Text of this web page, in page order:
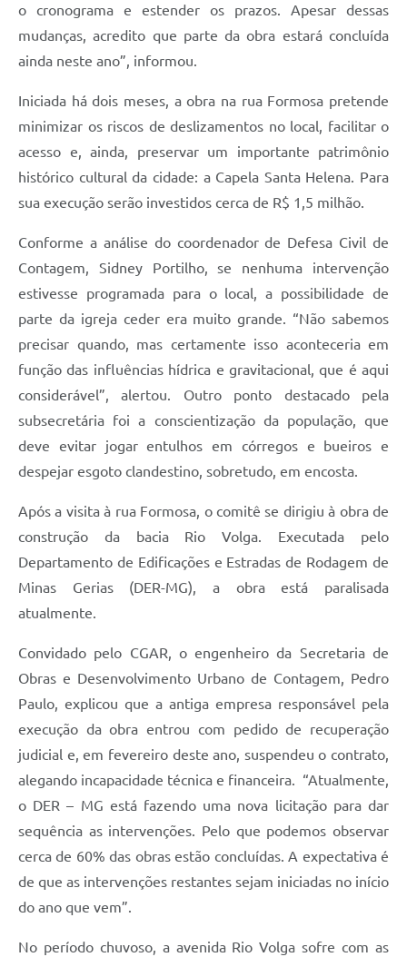
o cronograma e estender os prazos. Apesar dessas
mudanças, acredito que parte da obra estará concluída
ainda neste ano”, informou.
Iniciada há dois meses, a obra na rua Formosa pretende
minimizar os riscos de deslizamentos no local, facilitar o
acesso e, ainda, preservar um importante patrimônio
histórico cultural da cidade: a Capela Santa Helena. Para
sua execução serão investidos cerca de R$ 1,5 milhão.
Conforme a análise do coordenador de Defesa Civil de
Contagem, Sidney Portilho, se nenhuma intervenção
estivesse programada para o local, a possibilidade de
parte da igreja ceder era muito grande. “Não sabemos
precisar quando, mas certamente isso aconteceria em
função das influências hídrica e gravitacional, que é aqui
considerável”, alertou. Outro ponto destacado pela
subsecretária foi a conscientização da população, que
deve evitar jogar entulhos em córregos e bueiros e
despejar esgoto clandestino, sobretudo, em encosta.
Após a visita à rua Formosa, o comitê se dirigiu à obra de
construção da bacia Rio Volga. Executada pelo
Departamento de Edificações e Estradas de Rodagem de
Minas Gerias (DER-MG), a obra está paralisada
atualmente.
Convidado pelo CGAR, o engenheiro da Secretaria de
Obras e Desenvolvimento Urbano de Contagem, Pedro
Paulo, explicou que a antiga empresa responsável pela
execução da obra entrou com pedido de recuperação
judicial e, em fevereiro deste ano, suspendeu o contrato,
alegando incapacidade técnica e financeira. “Atualmente,
o DER – MG está fazendo uma nova licitação para dar
sequência as intervenções. Pelo que podemos observar
cerca de 60% das obras estão concluídas. A expectativa é
de que as intervenções restantes sejam iniciadas no início
do ano que vem”.
No período chuvoso, a avenida Rio Volga sofre com as